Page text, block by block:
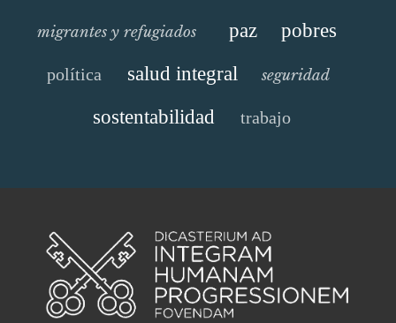
migrantes y refugiados paz pobres
política salud integral seguridad
sostentabilidad trabajo